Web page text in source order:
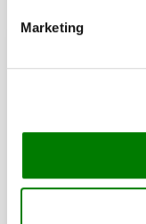
Marketing